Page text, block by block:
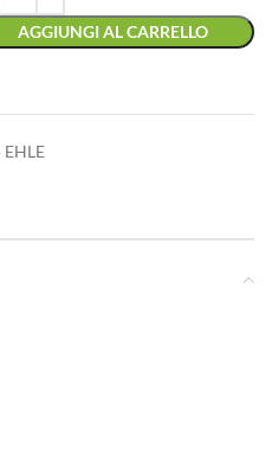
AGGIUNGI AL CARRELLO
EHLE